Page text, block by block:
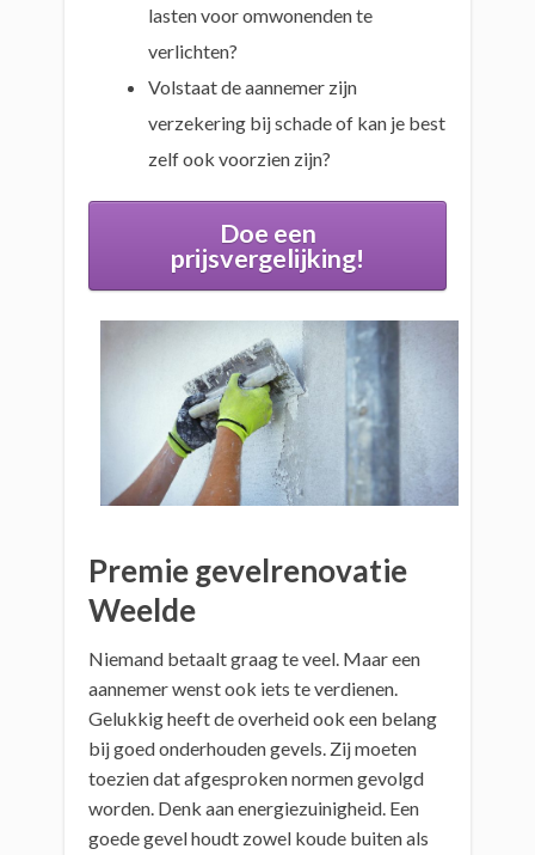
lasten voor omwonenden te
verlichten?
Volstaat de aannemer zijn
verzekering bij schade of kan je best
zelf ook voorzien zijn?
Doe een
prijsvergelijking!
Premie gevelrenovatie
Weelde
Niemand betaalt graag te veel. Maar een
aannemer wenst ook iets te verdienen.
Gelukkig heeft de overheid ook een belang
bij goed onderhouden gevels. Zij moeten
toezien dat afgesproken normen gevolgd
worden. Denk aan energiezuinigheid. Een
goede gevel houdt zowel koude buiten als